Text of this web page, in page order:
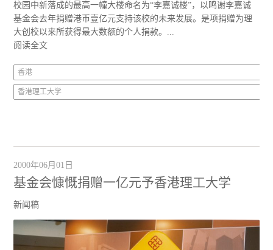
校园中新落成的最高一幢大楼命名为“李嘉诚楼”，以鸣谢李嘉诚
基金会去年捐赠港币壹亿元支持该校的未来发展。是项捐赠为理
大创校以来所获得最大数额的个人捐款。...
阅读全文
香港
香港理工大学
2000年06月01日
基金会慷慨捐赠一亿元予香港理工大学
新闻稿